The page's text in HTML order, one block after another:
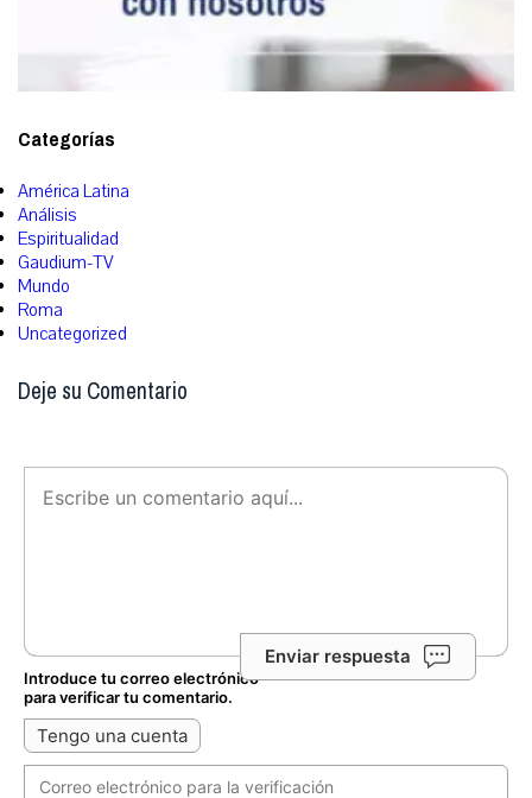
Categorías
América Latina
Análisis
Espiritualidad
Gaudium-TV
Mundo
Roma
Uncategorized
Deje su Comentario
Enviar respuesta
Introduce tu correo electrónico
para verificar tu comentario.
Tengo una cuenta